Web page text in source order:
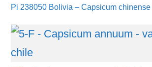
Pi 238050 Bolivia – Capsicum chinense